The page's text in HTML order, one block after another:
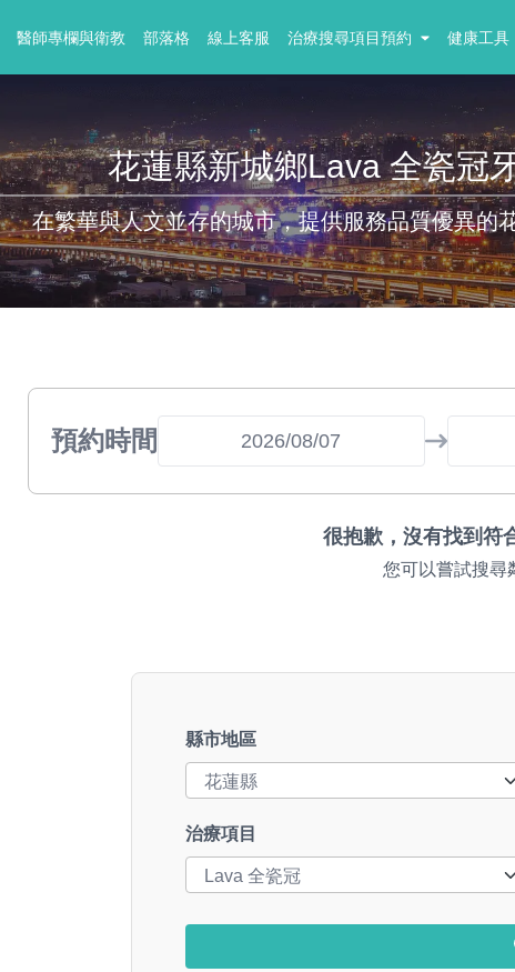
醫師專欄與衛教 部落格 線上客服 治療搜尋項目預約 健康工具
花蓮縣新城鄉Lava 全瓷冠
在繁華與人文並存的城市，提供服務品質優異的
預約時間
很抱歉，沒有找到符
您可以嘗試搜尋
縣市地區
治療項目